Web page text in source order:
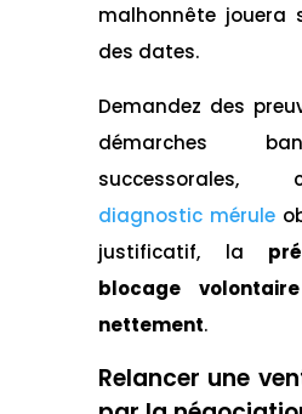
malhonnête jouera
des dates.
Demandez des
démarches
diagnostic mérule
justificatif, la
blocage
nettement.
Relancer une